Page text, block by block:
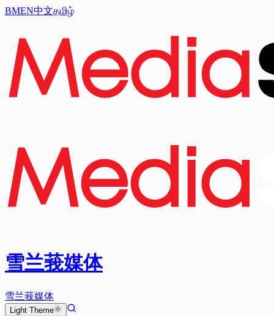
BMEN中文தமிழ்
雪兰莪媒体
雪兰莪媒体
Light Theme